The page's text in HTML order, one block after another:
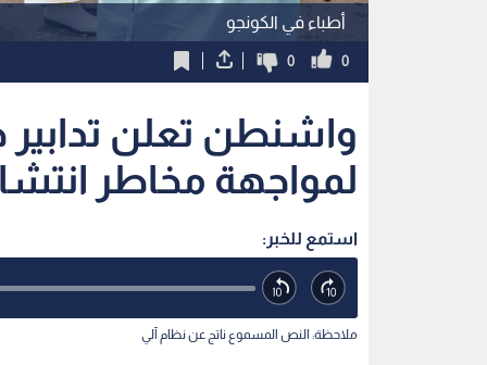
أطباء في الكونجو
0
0
واشنطن تعلن
لمواجهة مخاطر
استمع للخبر:
ملاحظة: النص المسموع ناتج عن نظام آلي